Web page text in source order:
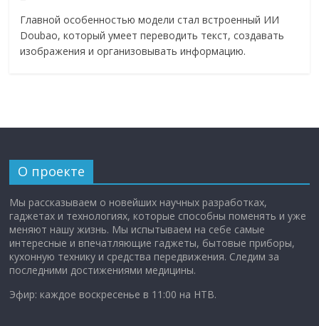
Главной особенностью модели стал встроенный ИИ
Doubao, который умеет переводить текст, создавать
изображения и организовывать информацию.
О проекте
Мы рассказываем о новейших научных разработках,
гаджетах и технологиях, которые способны поменять и уже
меняют нашу жизнь. Мы испытываем на себе самые
интересные и впечатляющие гаджеты, бытовые приборы,
кухонную технику и средства передвижения. Следим за
последними достижениями медицины.
Эфир: каждое воскресенье в 11:00 на НТВ.